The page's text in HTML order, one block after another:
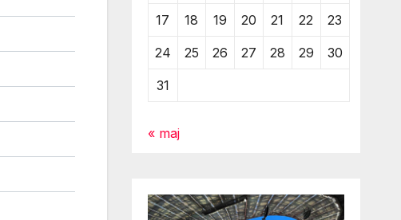
17 18 19 20 21 22 23
24 25 26 27 28 29 30
31
« maj